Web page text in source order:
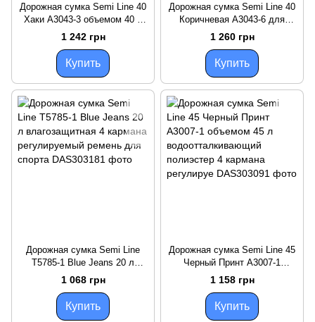
Дорожная сумка Semi Line 40
Хаки A3043-3 объемом 40 л
влагостойкий полиэстер 4
кармана с регулируемым
ремнем
1 242 грн
Купить
Дорожная сумка Semi Line 40
Коричневая A3043-6 для
фитнеса и поездок
влагостойкая 40 л 4 кармана
1 260 грн
Купить
Дорожная сумка Semi Line
T5785-1 Blue Jeans 20 л
влагозащитная 4 кармана
регулируемый ремень для
спорта
1 068 грн
Купить
Дорожная сумка Semi Line 45
Черный Принт A3007-1
объемом 45 л
водоотталкивающий
полиэстер 4 кармана
регулируе
1 158 грн
Купить